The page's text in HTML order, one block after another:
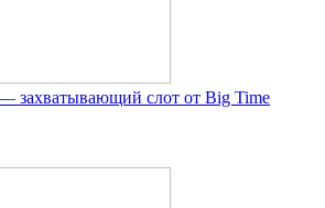
захватывающий слот от Big Time